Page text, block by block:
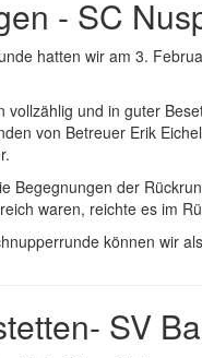
- SC
hatten wir am 3.
vollzählig und in guter
von Betreuer Erik
Begegnungen der
waren, reichte es im
können wir
SV